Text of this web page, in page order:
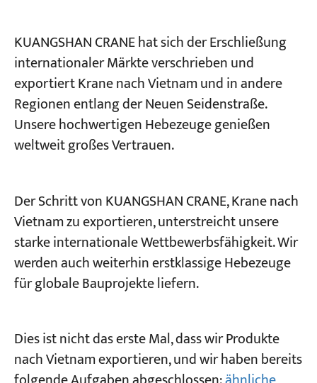
KUANGSHAN CRANE hat sich der Erschließung
internationaler Märkte verschrieben und
exportiert Krane nach Vietnam und in andere
Regionen entlang der Neuen Seidenstraße.
Unsere hochwertigen Hebezeuge genießen
weltweit großes Vertrauen.
Der Schritt von KUANGSHAN CRANE, Krane nach
Vietnam zu exportieren, unterstreicht unsere
starke internationale Wettbewerbsfähigkeit. Wir
werden auch weiterhin erstklassige Hebezeuge
für globale Bauprojekte liefern.
Dies ist nicht das erste Mal, dass wir Produkte
nach Vietnam exportieren, und wir haben bereits